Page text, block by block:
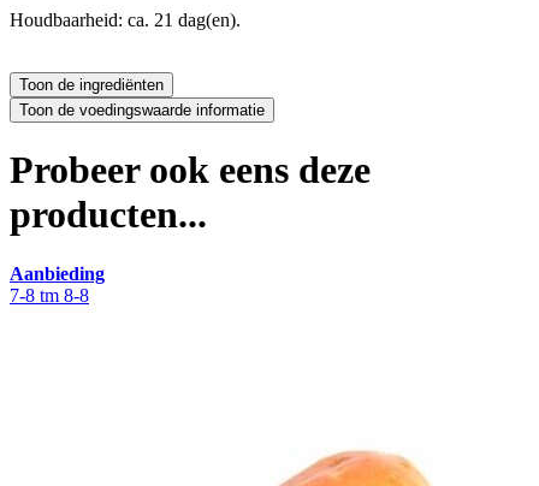
Houdbaarheid: ca. 21 dag(en).
Probeer ook eens deze
producten...
Aanbieding
7-8 tm 8-8